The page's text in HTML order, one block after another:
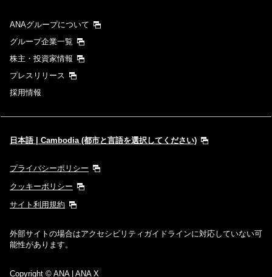
ANAグループについて
グループ企業一覧
株主・投資家情報
プレスリリース
採用情報
日本語 | Cambodia (都市と言語を選択してください)
プライバシーポリシー
クッキーポリシー
サイト利用規約
外部サイトの場合はアクセシビリティガイドラインに対応していない可
能性があります。
Copyright © ANA | ANA X